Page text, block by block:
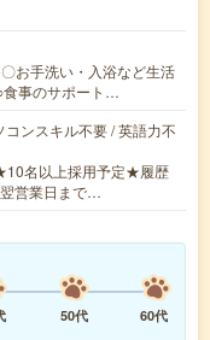
お手洗い・入浴など生活
食事のサポート…
ンスキル不要 / 英語力不
名以上採用予定★履歴
営業日まで…
50代
60代